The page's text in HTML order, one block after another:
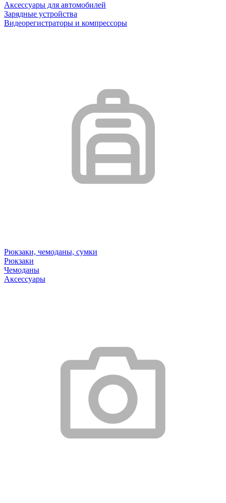
Аксессуары для автомобилей
Зарядные устройства
Видеорегистраторы и компрессоры
Рюкзаки, чемоданы, сумки
Рюкзаки
Чемоданы
Аксессуары